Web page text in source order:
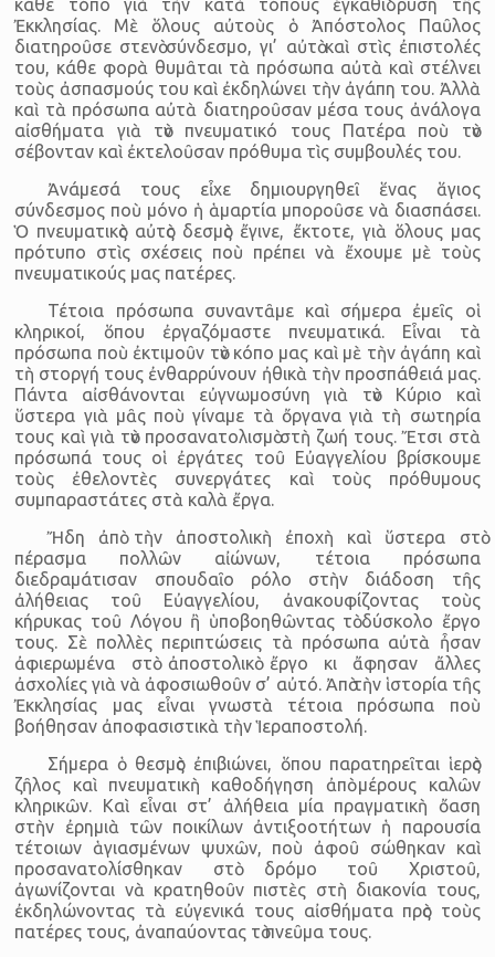
κάθε τόπο γιὰ τὴν κατὰ τόπους ἐγκαθίδρυση τῆς
Ἐκκλησίας. Μὲ ὅλους αὐτοὺς ὁ Ἀπόστολος Παῦλος
διατηροῦσε στενὸ σύνδεσμο, γι’ αὐτὸ καὶ στὶς ἐπιστολές
του, κάθε φορὰ θυμᾶται τὰ πρόσωπα αὐτὰ καὶ στέλνει
τοὺς ἀσπασμούς του καὶ ἐκδηλώνει τὴν ἀγάπη του. Ἀλλὰ
καὶ τὰ πρόσωπα αὐτὰ διατηροῦσαν μέσα τους ἀνάλογα
αἰσθήματα γιὰ τὸν πνευματικό τους Πατέρα ποὺ τὸν
σέβονταν καὶ ἐκτελοῦσαν πρόθυμα τὶς συμβουλές του.
Ἀνάμεσά τους εἶχε δημιουργηθεῖ ἕνας ἅγιος
σύνδεσμος ποὺ μόνο ἡ ἁμαρτία μποροῦσε νὰ διασπάσει.
Ὁ πνευματικὸς αὐτὸς δεσμὸς ἔγινε, ἔκτοτε, γιὰ ὅλους μας
πρότυπο στὶς σχέσεις ποὺ πρέπει νὰ ἔχουμε μὲ τοὺς
πνευματικούς μας πατέρες.
Τέτοια πρόσωπα συναντᾶμε καὶ σήμερα ἐμεῖς οἱ
κληρικοί, ὅπου ἐργαζόμαστε πνευματικά. Εἶναι τὰ
πρόσωπα ποὺ ἐκτιμοῦν τὸν κόπο μας καὶ μὲ τὴν ἀγάπη καὶ
τὴ στοργή τους ἐνθαρρύνουν ἠθικὰ τὴν προσπάθειά μας.
Πάντα αἰσθάνονται εὐγνωμοσύνη γιὰ τὸν Κύριο καὶ
ὕστερα γιὰ μᾶς ποὺ γίναμε τὰ ὄργανα γιὰ τὴ σωτηρία
τους καὶ γιὰ τὸν προσανατολισμὸ στὴ ζωή τους. Ἔτσι στὰ
πρόσωπά τους οἱ ἐργάτες τοῦ Εὐαγγελίου βρίσκουμε
τοὺς ἐθελοντὲς συνεργάτες καὶ τοὺς πρόθυμους
συμπαραστάτες στὰ καλὰ ἔργα.
Ἤδη ἀπὸ τὴν ἀποστολικὴ ἐποχὴ καὶ ὕστερα στὸ
πέρασμα πολλῶν αἰώνων, τέτοια πρόσωπα
διεδραμάτισαν σπουδαῖο ρόλο στὴν διάδοση τῆς
ἀλήθειας τοῦ Εὐαγγελίου, ἀνακουφίζοντας τοὺς
κήρυκας τοῦ Λόγου ἢ ὑποβοηθῶντας τὸ δύσκολο ἔργο
τους. Σὲ πολλὲς περιπτώσεις τὰ πρόσωπα αὐτὰ ἦσαν
ἀφιερωμένα στὸ ἀποστολικὸ ἔργο κι ἄφησαν ἄλλες
ἀσχολίες γιὰ νὰ ἀφοσιωθοῦν σ’ αὐτό. Ἀπὸ τὴν ἱστορία τῆς
Ἐκκλησίας μας εἶναι γνωστὰ τέτοια πρόσωπα ποὺ
βοήθησαν ἀποφασιστικὰ τὴν Ἱεραποστολή.
Σήμερα ὁ θεσμὸς ἐπιβιώνει, ὅπου παρατηρεῖται ἱερὸς
ζῆλος καὶ πνευματικὴ καθοδήγηση ἀπὸ μέρους καλῶν
κληρικῶν. Καὶ εἶναι στ’ ἀλήθεια μία πραγματικὴ ὄαση
στὴν ἐρημιὰ τῶν ποικίλων ἀντιξοοτήτων ἡ παρουσία
τέτοιων ἁγιασμένων ψυχῶν, ποὺ ἀφοῦ σώθηκαν καὶ
προσανατολίσθηκαν στὸ δρόμο τοῦ Χριστοῦ,
ἀγωνίζονται νὰ κρατηθοῦν πιστὲς στὴ διακονία τους,
ἐκδηλώνοντας τὰ εὐγενικά τους αἰσθήματα πρὸς τοὺς
πατέρες τους, ἀναπαύοντας τὸ πνεῦμα τους.